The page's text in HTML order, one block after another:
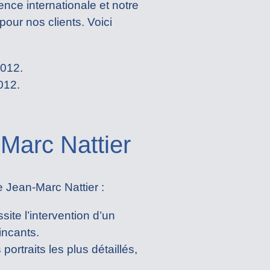
internationale et notre
nos clients. Voici
Nattier
Jean-Marc Nattier :
l’intervention d’un
les plus détaillés,